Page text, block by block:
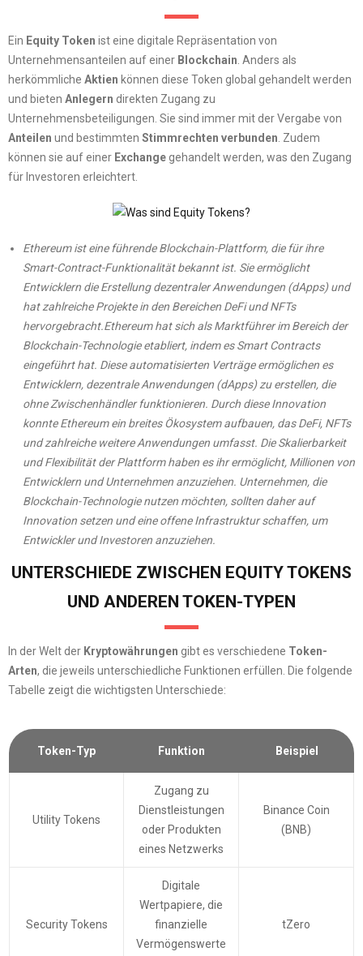
Ein Equity Token ist eine digitale Repräsentation von
Unternehmensanteilen auf einer Blockchain . Anders als
herkömmliche Aktien können diese Token global gehandelt werden
und bieten Anlegern direkten Zugang zu
Unternehmensbeteiligungen. Sie sind immer mit der Vergabe von
Anteilen und bestimmten Stimmrechten verbunden . Zudem
können sie auf einer Exchange gehandelt werden, was den Zugang
für Investoren erleichtert.
Ethereum ist eine führende Blockchain-Plattform, die für ihre
Smart-Contract-Funktionalität bekannt ist. Sie ermöglicht
Entwicklern die Erstellung dezentraler Anwendungen (dApps) und
hat zahlreiche Projekte in den Bereichen DeFi und NFTs
hervorgebracht.Ethereum hat sich als Marktführer im Bereich der
Blockchain-Technologie etabliert, indem es Smart Contracts
eingeführt hat. Diese automatisierten Verträge ermöglichen es
Entwicklern, dezentrale Anwendungen (dApps) zu erstellen, die
ohne Zwischenhändler funktionieren. Durch diese Innovation
konnte Ethereum ein breites Ökosystem aufbauen, das DeFi, NFTs
und zahlreiche weitere Anwendungen umfasst. Die Skalierbarkeit
und Flexibilität der Plattform haben es ihr ermöglicht, Millionen von
Entwicklern und Unternehmen anzuziehen. Unternehmen, die
Blockchain-Technologie nutzen möchten, sollten daher auf
Innovation setzen und eine offene Infrastruktur schaffen, um
Entwickler und Investoren anzuziehen.
UNTERSCHIEDE ZWISCHEN EQUITY TOKENS
UND ANDEREN TOKEN-TYPEN
In der Welt der Kryptowährungen gibt es verschiedene Token-
Arten, die jeweils unterschiedliche Funktionen erfüllen. Die folgende
Tabelle zeigt die wichtigsten Unterschiede:
Token-Typ Funktion Beispiel
Utility Tokens
Zugang zu
Dienstleistungen
oder Produkten
eines Netzwerks
Binance Coin
(BNB)
Security Tokens
Digitale
Wertpapiere, die
finanzielle
Vermögenswerte
tZero